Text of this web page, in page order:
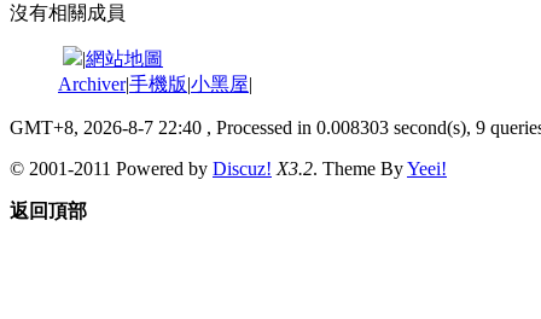
沒有相關成員
|網站地圖
Archiver|手機版|小黑屋|
GMT+8, 2026-8-7 22:40 , Processed in 0.008303 second(s), 9
© 2001-2011 Powered by Discuz! X3.2. Theme ByYeei!
返回頂部